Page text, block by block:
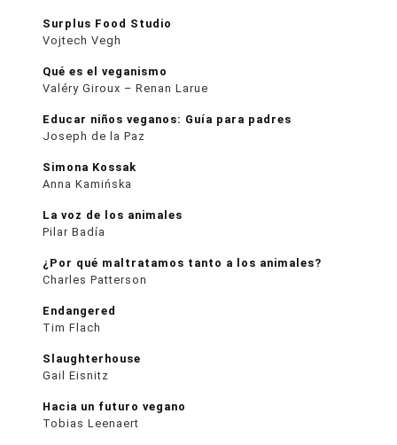
Surplus Food Studio
Vojtech Vegh
Qué es el veganismo
Valéry Giroux – Renan Larue
Educar niños veganos: Guía para padres
Joseph de la Paz
Simona Kossak
Anna Kamińska
La voz de los animales
Pilar Badía
¿Por qué maltratamos tanto a los animales?
Charles Patterson
Endangered
Tim Flach
Slaughterhouse
Gail Eisnitz
Hacia un futuro vegano
Tobias Leenaert